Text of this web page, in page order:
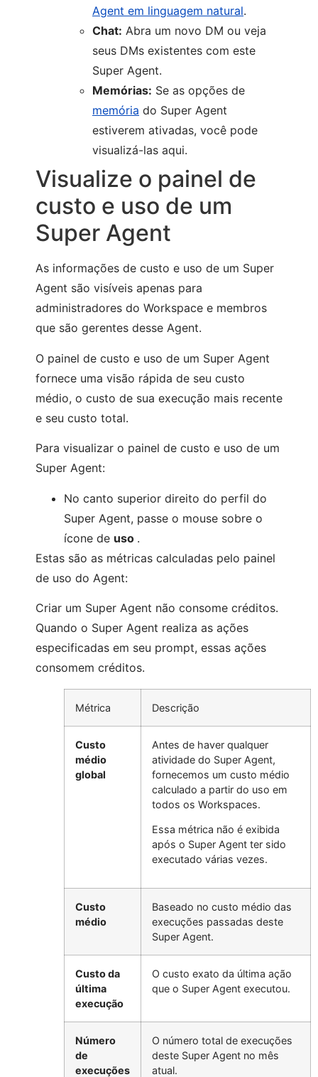
Agent em linguagem natural.
Chat: Abra um novo DM ou veja
seus DMs existentes com este
Super Agent.
Memórias: Se as opções de
memória do Super Agent
estiverem ativadas, você pode
visualizá-las aqui.
Visualize o painel de
custo e uso de um
Super Agent
As informações de custo e uso de um Super
Agent são visíveis apenas para
administradores do Workspace e membros
que são gerentes desse Agent.
O painel de custo e uso de um Super Agent
fornece uma visão rápida de seu custo
médio, o custo de sua execução mais recente
e seu custo total.
Para visualizar o painel de custo e uso de um
Super Agent:
No canto superior direito do perfil do
Super Agent, passe o mouse sobre o
ícone de uso .
Estas são as métricas calculadas pelo painel
de uso do Agent:
Criar um Super Agent não consome créditos.
Quando o Super Agent realiza as ações
especificadas em seu prompt, essas ações
consomem créditos.
Métrica Descrição
Custo
médio
global
Antes de haver qualquer
atividade do Super Agent,
fornecemos um custo médio
calculado a partir do uso em
todos os Workspaces.
Essa métrica não é exibida
após o Super Agent ter sido
executado várias vezes.
Custo
médio
Baseado no custo médio das
execuções passadas deste
Super Agent.
Custo da
última
execução
O custo exato da última ação
que o Super Agent executou.
Número
de
execuções
O número total de execuções
deste Super Agent no mês
atual.